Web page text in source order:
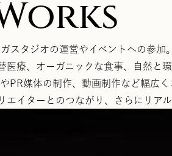
スタジオの運営やイベントへの参
療、オーガニックな食事、自然と
PR媒体の制作、動画制作など幅広
イターとのつながり、さらにリア